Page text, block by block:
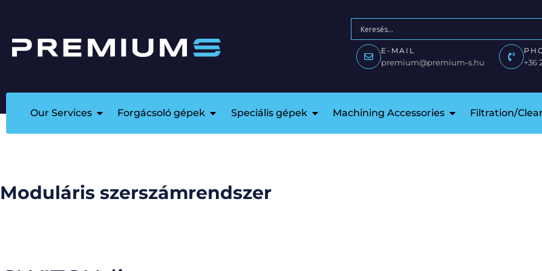
E-MAIL
premium@premium-s.hu +36
Our Services Forgácsoló gépek Speciális gépek Machining Accessories Filtration/
Moduláris szerszámrendszer